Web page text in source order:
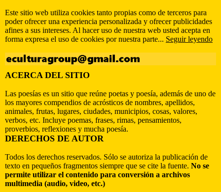
Este sitio web utiliza cookies tanto propias como de terceros para
poder ofrecer una experiencia personalizada y ofrecer publicidades
afines a sus intereses. Al hacer uso de nuestra web usted acepta en
forma expresa el uso de cookies por nuestra parte... Seguir leyendo
ACERCA DEL SITIO
Las poesías es un sitio que reúne poetas y poesía, además de uno de
los mayores compendios de acrósticos de nombres, apellidos,
animales, frutas, lugares, ciudades, municipios, cosas, valores,
verbos, etc. Incluye poemas, frases, rimas, pensamientos,
proverbios, reflexiones y mucha poesía.
DERECHOS DE AUTOR
Todos los derechos reservados. Sólo se autoriza la publicación de
texto en pequeños fragmentos siempre que se cite la fuente. No se
permite utilizar el contenido para conversión a archivos
multimedia (audio, video, etc.)